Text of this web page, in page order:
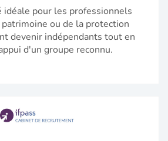
idéale pour les professionnels
ou de la protection
devenir indépendants tout en
d'un groupe reconnu.